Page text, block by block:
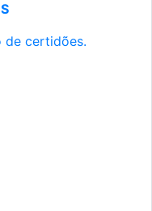
de certidões.